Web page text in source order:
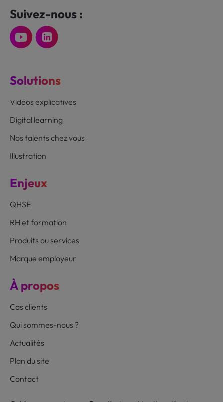
Suivez-nous :
Solutions
Vidéos explicatives
Digital learning
Nos talents chez vous
Illustration
Enjeux
QHSE
RH et formation
Produits ou services
Marque employeur
À propos
Cas clients
Qui sommes-nous ?
Actualités
Plan du site
Contact